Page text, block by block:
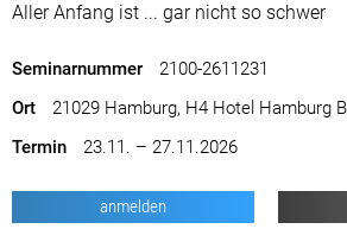
Aller Anfang ist ... gar nicht so schwer
Seminarnummer
2100-2611231
Ort
21029 Hamburg, H4 Hotel Hamburg
Termin
23.11. – 27.11.2026
anmelden